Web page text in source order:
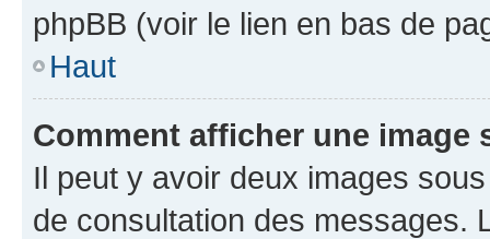
phpBB (voir le lien en bas de
Haut
Comment afficher une image
Il peut y avoir deux images
de consultation des messages.